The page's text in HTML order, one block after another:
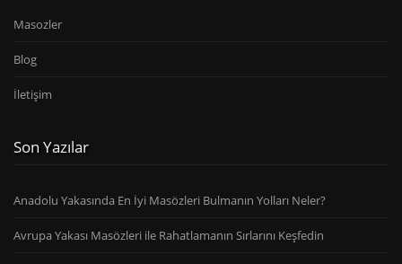
Masozler
Blog
İletişim
Son Yazılar
Anadolu Yakasında En İyi Masözleri Bulmanın Yolları Neler?
Avrupa Yakası Masözleri ile Rahatlamanın Sırlarını Keşfedin